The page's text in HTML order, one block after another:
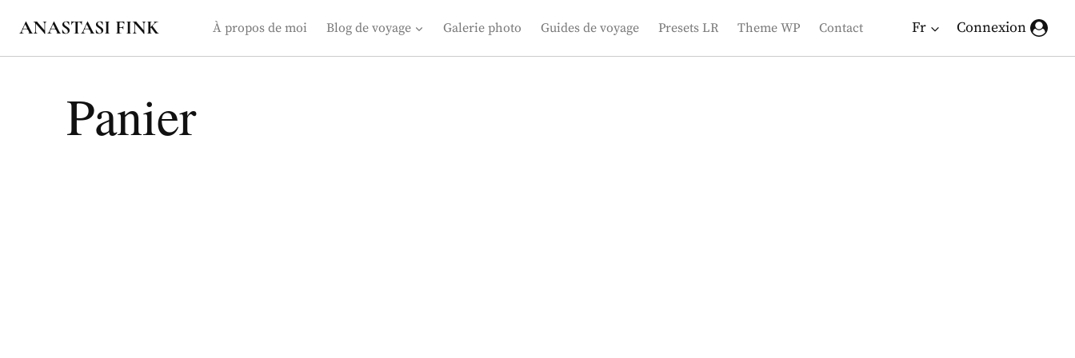
contenu
ANASTASI FINK À propos de moi Blog de voyage Galerie photo Guides de voyage Presets LR Theme WP Contact Fr Connexion
Panier